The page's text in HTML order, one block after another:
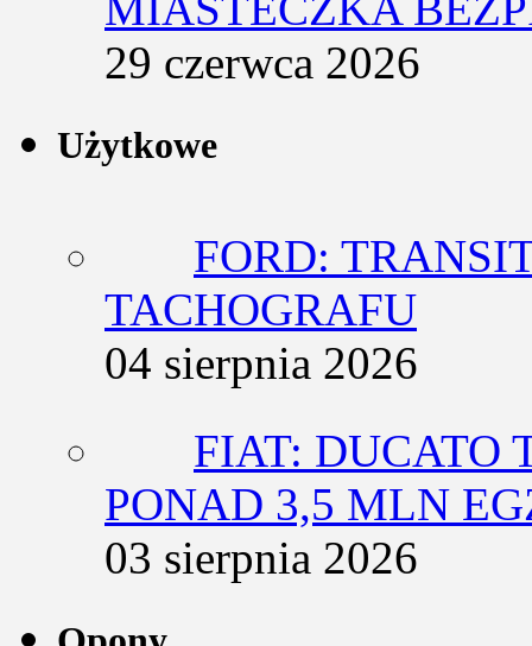
29 czerwca 2026
Użytkowe
FORD:
TACHOGRAFU
04 sierpnia 2026
FIAT: DUCATO
PONAD 3,5 MLN
03 sierpnia 2026